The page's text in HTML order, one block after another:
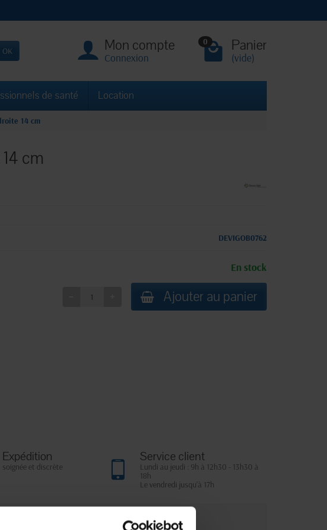
OK Mon compte
Connexion
0 Panier
(vide)
de santé Location
14 cm
cm
DEVIGOB0762
En stock
Ajouter au panier
Expédition
soignée et discrète
Service client
Lundi au jeudi : 9h à 12h30 - 13h30 à
18h
Le vendredi jusqu'à 17h